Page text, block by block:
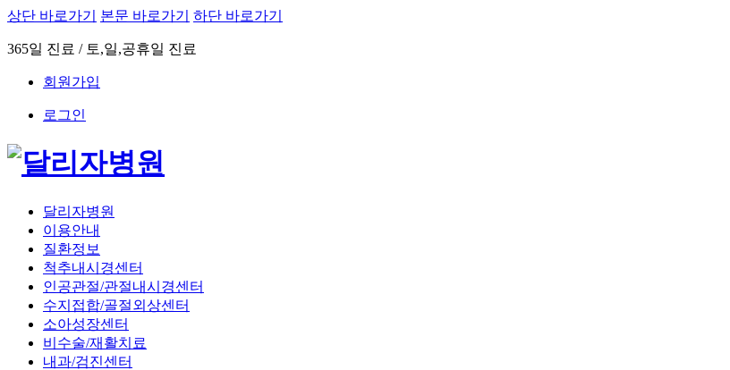
상단 바로가기 본문 바로가기 하단 바로가기
365일 진료 / 토,일,공휴일 진료
회원가입
로그인
달리자병원
이용안내
질환정보
척추내시경센터
인공관절/관절내시경센터
수지접합/골절외상센터
소아성장센터
비수술/재활치료
내과/검진센터